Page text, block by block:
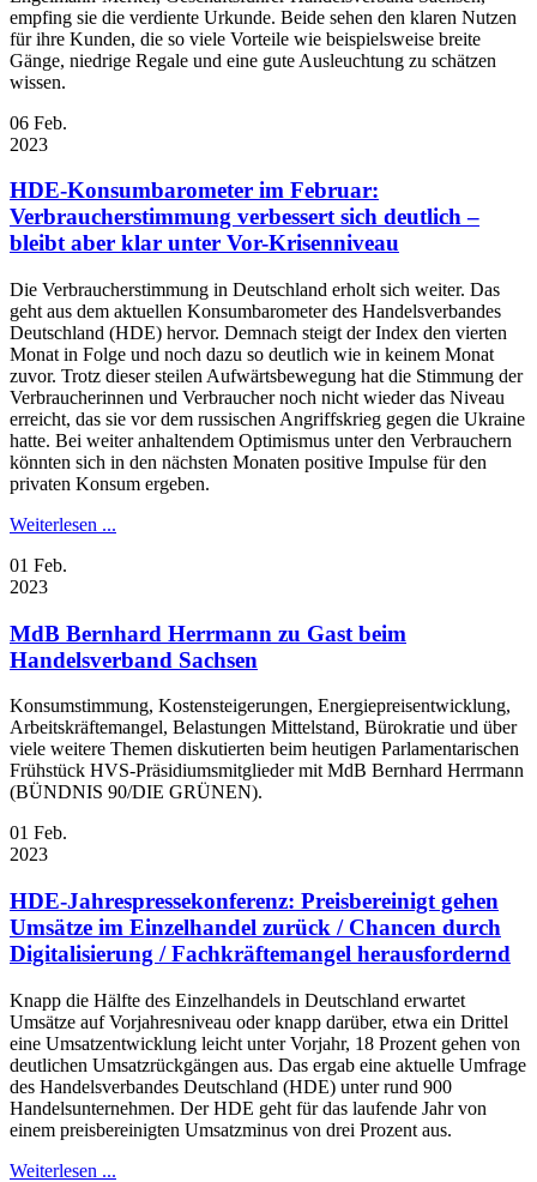
empfing sie die verdiente Urkunde. Beide sehen den klaren Nutzen
für ihre Kunden, die so viele Vorteile wie beispielsweise breite
Gänge, niedrige Regale und eine gute Ausleuchtung zu schätzen
wissen.
06 Feb.
2023
HDE-Konsumbarometer im Februar:
Verbraucherstimmung verbessert sich deutlich –
bleibt aber klar unter Vor-Krisenniveau
Die Verbraucherstimmung in Deutschland erholt sich weiter. Das
geht aus dem aktuellen Konsumbarometer des Handelsverbandes
Deutschland (HDE) hervor. Demnach steigt der Index den vierten
Monat in Folge und noch dazu so deutlich wie in keinem Monat
zuvor. Trotz dieser steilen Aufwärtsbewegung hat die Stimmung der
Verbraucherinnen und Verbraucher noch nicht wieder das Niveau
erreicht, das sie vor dem russischen Angriffskrieg gegen die Ukraine
hatte. Bei weiter anhaltendem Optimismus unter den Verbrauchern
könnten sich in den nächsten Monaten positive Impulse für den
privaten Konsum ergeben.
Weiterlesen ...
01 Feb.
2023
MdB Bernhard Herrmann zu Gast beim
Handelsverband Sachsen
Konsumstimmung, Kostensteigerungen, Energiepreisentwicklung,
Arbeitskräftemangel, Belastungen Mittelstand, Bürokratie und über
viele weitere Themen diskutierten beim heutigen Parlamentarischen
Frühstück HVS-Präsidiumsmitglieder mit MdB Bernhard Herrmann
(BÜNDNIS 90/DIE GRÜNEN).
01 Feb.
2023
HDE-Jahrespressekonferenz: Preisbereinigt gehen
Umsätze im Einzelhandel zurück / Chancen durch
Digitalisierung / Fachkräftemangel herausfordernd
Knapp die Hälfte des Einzelhandels in Deutschland erwartet
Umsätze auf Vorjahresniveau oder knapp darüber, etwa ein Drittel
eine Umsatzentwicklung leicht unter Vorjahr, 18 Prozent gehen von
deutlichen Umsatzrückgängen aus. Das ergab eine aktuelle Umfrage
des Handelsverbandes Deutschland (HDE) unter rund 900
Handelsunternehmen. Der HDE geht für das laufende Jahr von
einem preisbereinigten Umsatzminus von drei Prozent aus.
Weiterlesen ...